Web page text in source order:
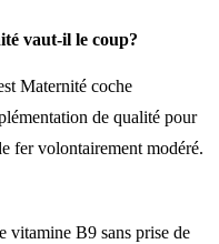
vaut-il le coup?
Maternité coche
de qualité pour
fer volontairement modéré.
vitamine B9 sans prise de